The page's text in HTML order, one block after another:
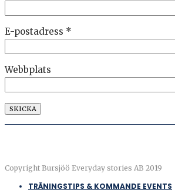
E-postadress *
Webbplats
Copyright Bursjöö Everyday stories AB 2019
TRÄNINGSTIPS & KOMMANDE EVENTS